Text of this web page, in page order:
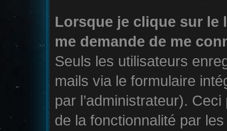
Lorsque je clique sur le
me demande de me
Seuls les utilisateurs
mails via le formulaire
par l’administrateur).
de la fonctionnalité par